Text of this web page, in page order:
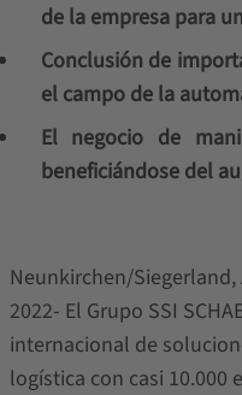
de la empresa para
Conclusión de
el campo de la
El negocio de
beneficiándose del
Neunkirchen/
2022- El Grupo SSI
internacional de
logística con casi 10.000